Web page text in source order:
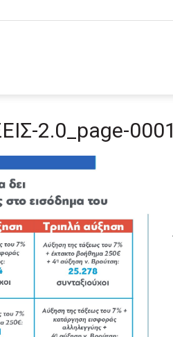
2.0_page-0001